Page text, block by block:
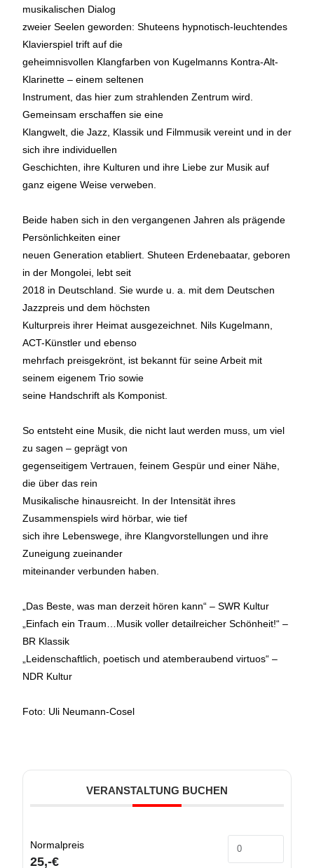
musikalischen Dialog
zweier Seelen geworden: Shuteens hypnotisch-leuchtendes
Klavierspiel trift auf die
geheimnisvollen Klangfarben von Kugelmanns Kontra-Alt-
Klarinette – einem seltenen
Instrument, das hier zum strahlenden Zentrum wird.
Gemeinsam erschaffen sie eine
Klangwelt, die Jazz, Klassik und Filmmusik vereint und in der
sich ihre individuellen
Geschichten, ihre Kulturen und ihre Liebe zur Musik auf
ganz eigene Weise verweben.
Beide haben sich in den vergangenen Jahren als prägende
Persönlichkeiten einer
neuen Generation etabliert. Shuteen Erdenebaatar, geboren
in der Mongolei, lebt seit
2018 in Deutschland. Sie wurde u. a. mit dem Deutschen
Jazzpreis und dem höchsten
Kulturpreis ihrer Heimat ausgezeichnet. Nils Kugelmann,
ACT-Künstler und ebenso
mehrfach preisgekrönt, ist bekannt für seine Arbeit mit
seinem eigenem Trio sowie
seine Handschrift als Komponist.
So entsteht eine Musik, die nicht laut werden muss, um viel
zu sagen – geprägt von
gegenseitigem Vertrauen, feinem Gespür und einer Nähe,
die über das rein
Musikalische hinausreicht. In der Intensität ihres
Zusammenspiels wird hörbar, wie tief
sich ihre Lebenswege, ihre Klangvorstellungen und ihre
Zuneigung zueinander
miteinander verbunden haben.
„Das Beste, was man derzeit hören kann“ – SWR Kultur
„Einfach ein Traum…Musik voller detailreicher Schönheit!“ –
BR Klassik
„Leidenschaftlich, poetisch und atemberaubend virtuos“ –
NDR Kultur
Foto: Uli Neumann-Cosel
VERANSTALTUNG BUCHEN
Normalpreis
25,-€